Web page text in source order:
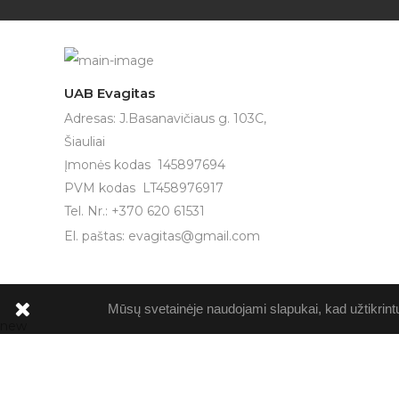
UAB Evagitas
Adresas: J.Basanavičiaus g. 103C,
Šiauliai
Įmonės kodas 145897694
PVM kodas LT458976917
Tel. Nr.: +370 620 61531
El. paštas: evagitas@gmail.com
Mūsų svetainėje naudojami slapukai, kad